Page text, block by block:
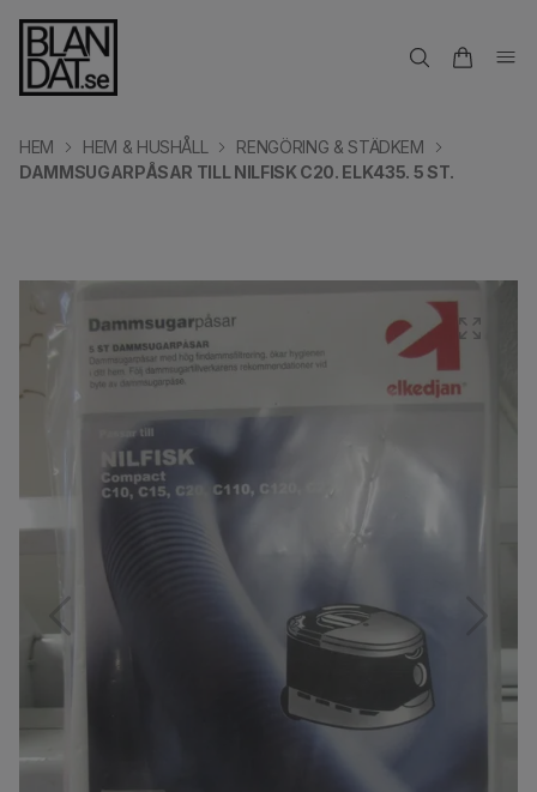
HEM HEM & HUSHÅLL
RENGÖRING & STÄDKEM
DAMMSUGARPÅSAR TILL NILFISK C20. ELK435. 5 ST.